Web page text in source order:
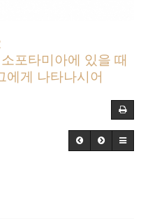
포타미아에 있을 때
에게 나타나시어